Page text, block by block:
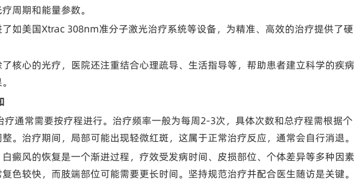
周期和能量参数。
了如美国Xtrac 308nm准分子激光治疗系统等设备，为精准、高效的治疗提供了硬
了核心的光疗，医院还注重结合心理疏导、生活指导等，帮助患者建立科学的疾病
通常需要按疗程进行。治疗频率一般为每周2-3次，具体次数和总疗程需根据个
。治疗期间，局部可能出现轻微红斑，这属于正常治疗反应，通常会自行消退。
癜风的恢复是一个渐进过程，疗效受发病时间、皮损部位、个体差异等多种因素
色较快，而肢端部位可能需要更长时间。坚持规范治疗并配合医生随访是关键。